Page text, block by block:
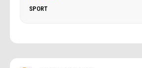
SPORT